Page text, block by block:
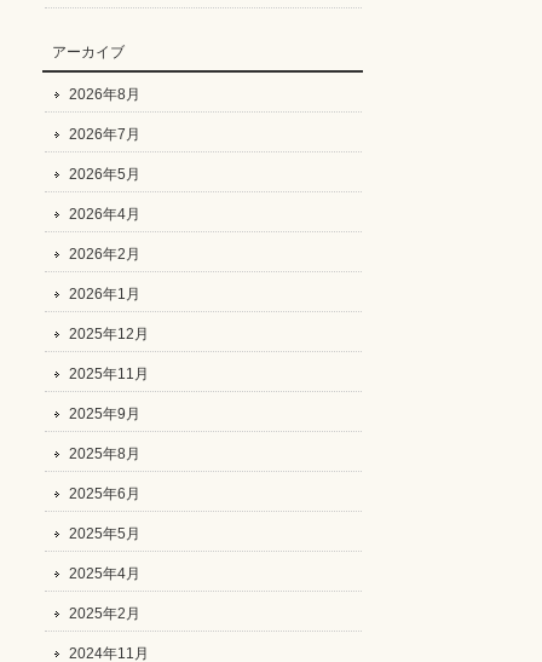
アーカイブ
2026年8月
2026年7月
2026年5月
2026年4月
2026年2月
2026年1月
2025年12月
2025年11月
2025年9月
2025年8月
2025年6月
2025年5月
2025年4月
2025年2月
2024年11月